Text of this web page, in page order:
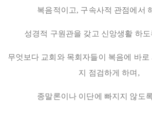
복음적이고, 구속사적 관점에서
성경적 구원관을 갖고 신앙생활 하
무엇보다 교회와 목회자들이 복음에 바로
지 점검하게 하며,
종말론이나 이단에 빠지지 않도